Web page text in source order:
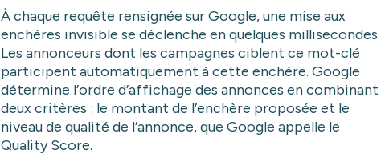
À chaque requête rensignée sur Google, une mise aux
enchères invisible se déclenche en quelques millisecondes.
Les annonceurs dont les campagnes ciblent ce mot-clé
participent automatiquement à cette enchère. Google
détermine l’ordre d’affichage des annonces en combinant
deux critères : le montant de l’enchère proposée et le
niveau de qualité de l’annonce, que Google appelle le
Quality Score.